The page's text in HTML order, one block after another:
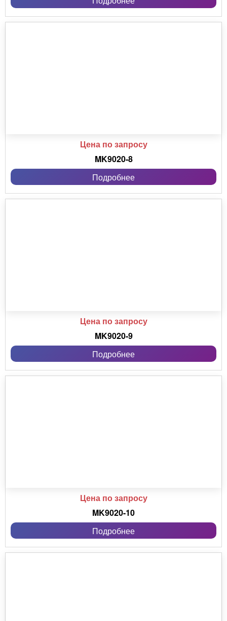
Цена по запросу
MK9020-8
Подробнее
Цена по запросу
MK9020-9
Подробнее
Цена по запросу
MK9020-10
Подробнее